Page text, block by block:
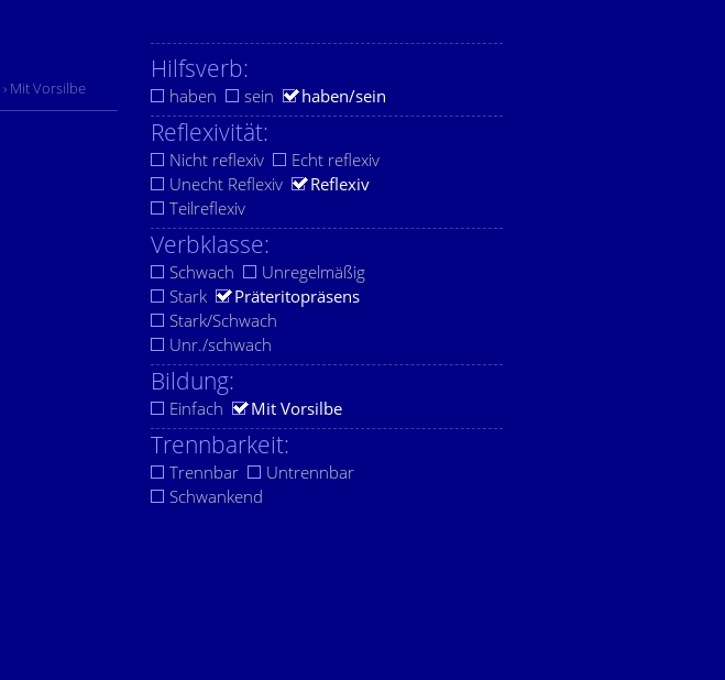
› Mit Vorsilbe
Hilfsverb:
haben sein haben/sein
Reflexivität:
Nicht reflexiv
Echt reflexiv
Unecht Reflexiv
Reflexiv
Teilreflexiv
Verbklasse:
Schwach
Unregelmäßig
Stark
Präteritopräsens
Stark/Schwach
Unr./schwach
Bildung:
Einfach Mit Vorsilbe
Trennbarkeit:
Trennbar
Untrennbar
Schwankend